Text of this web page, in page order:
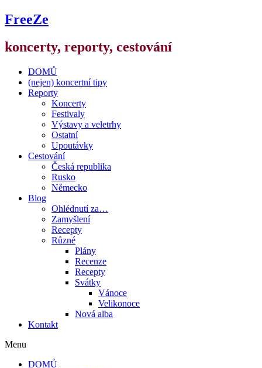
FreeZe
koncerty, reporty, cestování
DOMŮ
(nejen) koncertní tipy
Reporty
Koncerty
Festivaly
Výstavy a veletrhy
Ostatní
Upoutávky
Cestování
Česká republika
Rusko
Německo
Blog
Ohlédnutí za…
Zamyšlení
Recepty
Různé
Plány
Recenze
Recepty
Svátky
Vánoce
Velikonoce
Nová alba
Kontakt
Menu
DOMŮ